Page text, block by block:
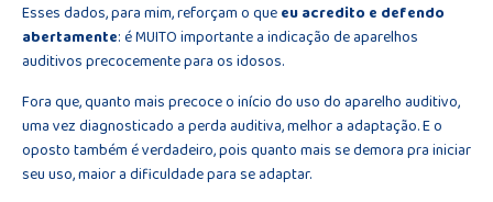
Esses dados, para mim, reforçam o queeu acredito e defendo
abertamente: é MUITO importante a indicação de aparelhos
auditivos precocemente para os idosos.
Fora que, quanto mais precoce o início do uso do aparelho auditivo,
uma vez diagnosticado a perda auditiva, melhor a adaptação. E o
oposto também é verdadeiro, pois quanto mais se demora pra iniciar
seu uso, maior a dificuldade para se adaptar.